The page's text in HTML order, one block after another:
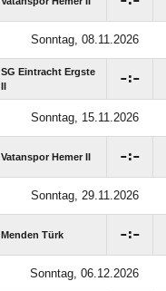
Sonntag, 08.11.2026
SG Eintracht Ergste
II
:
Sonntag, 15.11.2026
Vatanspor Hemer II :
Sonntag, 29.11.2026
Menden Türk :
Sonntag, 06.12.2026